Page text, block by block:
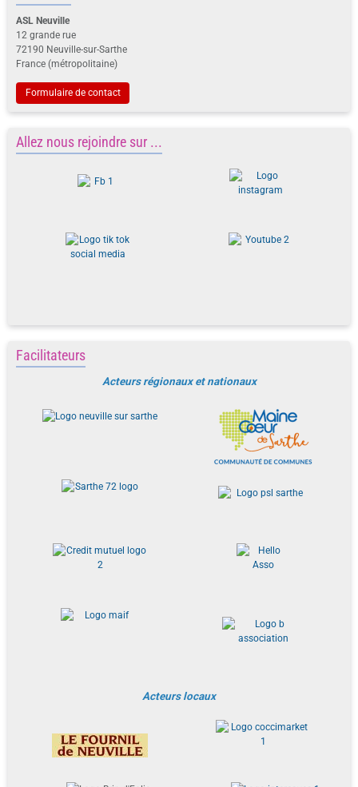
ASL Neuville
12 grande rue
72190 Neuville-sur-Sarthe
France (métropolitaine)
Formulaire de contact
Allez nous rejoindre sur ...
Facilitateurs
Acteurs régionaux et nationaux
Acteurs locaux